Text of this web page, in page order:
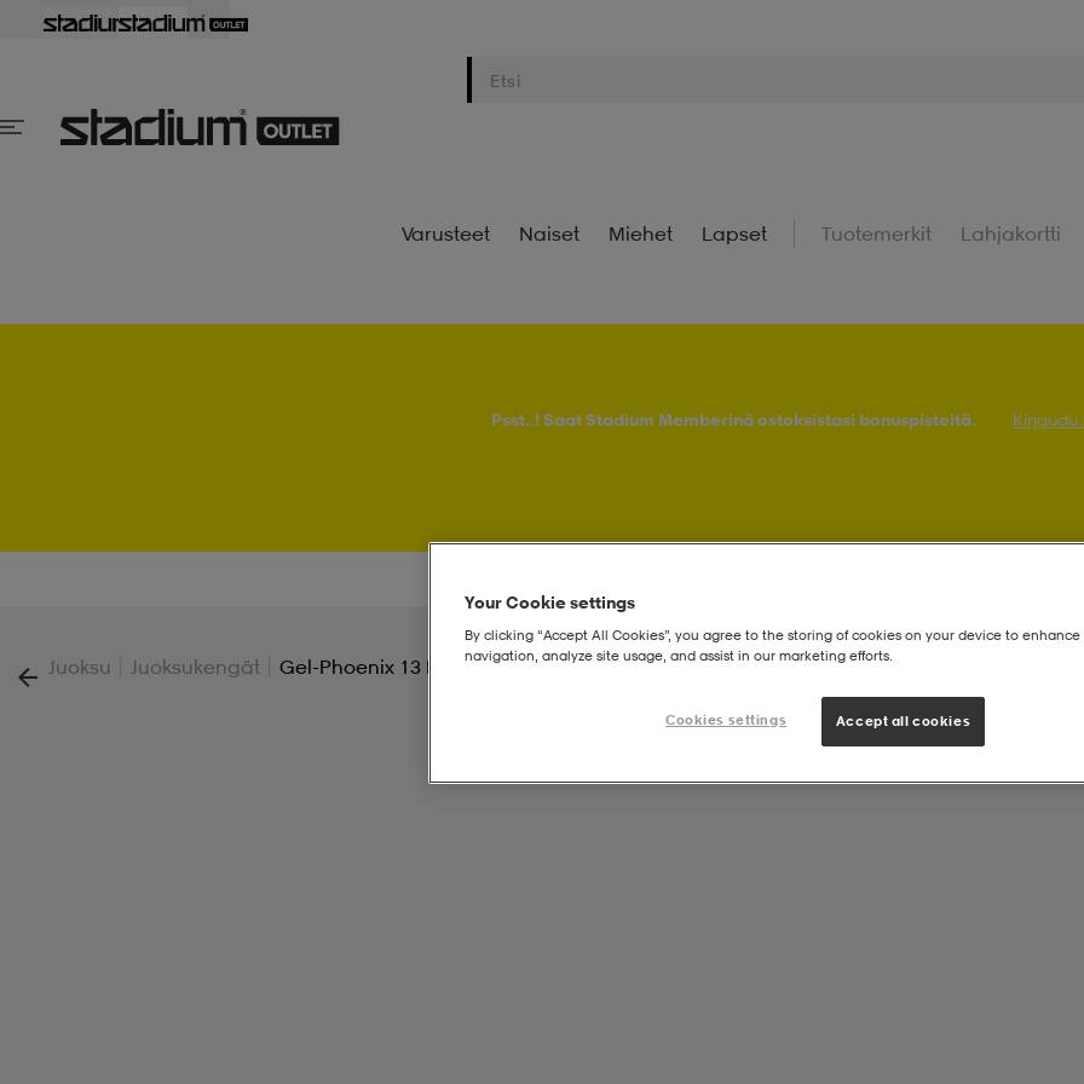
Varusteet Naiset Miehet Lapset Tuotemerkit Lahjakortti
Psst..! Saat Stadium Memberinä ostoksistasi bonuspisteitä. Kirjaudu
Juoksu Juoksukengät Gel-Phoenix 13 M
Your Cookie settings
By clicking “Accept All Cookies”, you agree to the storing of cookies on your device to enhance
navigation, analyze site usage, and assist in our marketing efforts.
Cookies settings Accept all cookies